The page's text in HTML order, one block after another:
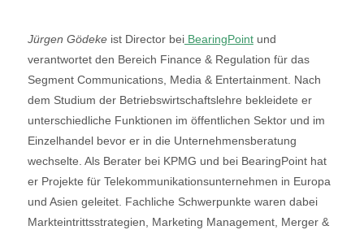
Jürgen Gödekeist Director beiBearingPointund
verantwortet den Bereich Finance & Regulation für das
Segment Communications, Media & Entertainment. Nach
dem Studium der Betriebswirtschaftslehre bekleidete er
unterschiedliche Funktionen im öffentlichen Sektor und im
Einzelhandel bevor er in die Unternehmensberatung
wechselte. Als Berater bei KPMG und bei BearingPoint hat
er Projekte für Telekommunikationsunternehmen in Europa
und Asien geleitet. Fachliche Schwerpunkte waren dabei
Markteintrittsstrategien, Marketing Management, Merger &